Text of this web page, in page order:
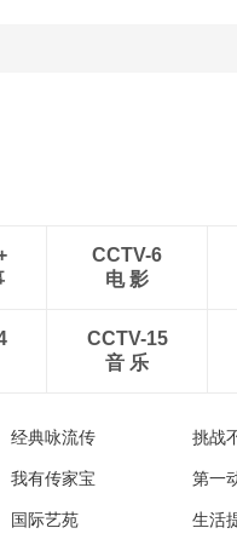
CCTV-6
电 影
CCTV-15
音 乐
经典咏流传 挑战
我有传家宝 第一
国际艺苑 生活